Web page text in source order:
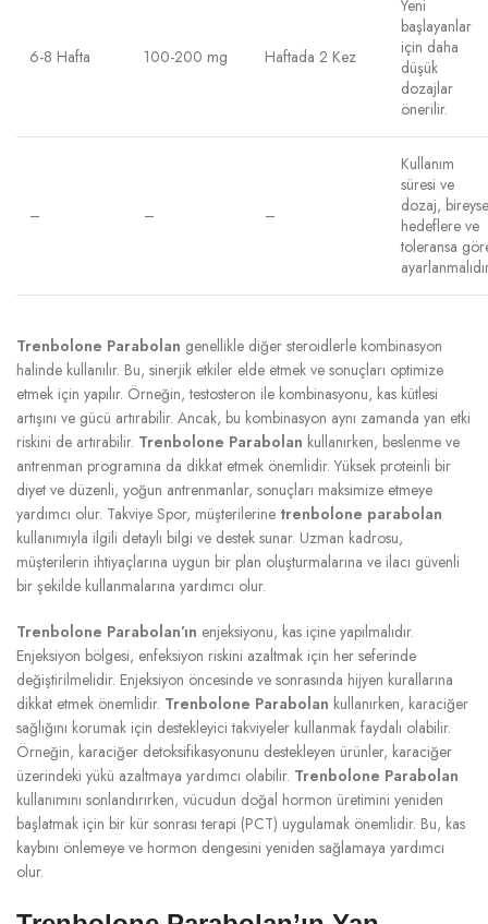
6-8 Hafta 100-200 mg Haftada 2 Kez
Yeni
başlayanlar
için daha
düşük
dozajlar
önerilir.
– – –
Kullanım
süresi ve
dozaj,
hedeflere ve
toleransa
Trenbolone Parabolan genellikle diğer steroidlerle kombinasyon
halinde kullanılır. Bu, sinerjik etkiler elde etmek ve sonuçları optimize
etmek için yapılır. Örneğin, testosteron ile kombinasyonu, kas kütlesi
artışını ve gücü artırabilir. Ancak, bu kombinasyon aynı zamanda yan etki
riskini de artırabilir. Trenbolone Parabolan kullanırken, beslenme ve
antrenman programına da dikkat etmek önemlidir. Yüksek proteinli bir
diyet ve düzenli, yoğun antrenmanlar, sonuçları maksimize etmeye
yardımcı olur. Takviye Spor, müşterilerine trenbolone parabolan
kullanımıyla ilgili detaylı bilgi ve destek sunar. Uzman kadrosu,
müşterilerin ihtiyaçlarına uygun bir plan oluşturmalarına ve ilacı güvenli
bir şekilde kullanmalarına yardımcı olur.
Trenbolone Parabolan’ın enjeksiyonu, kas içine yapılmalıdır.
Enjeksiyon bölgesi, enfeksiyon riskini azaltmak için her seferinde
değiştirilmelidir. Enjeksiyon öncesinde ve sonrasında hijyen kurallarına
dikkat etmek önemlidir. Trenbolone Parabolan kullanırken, karaciğer
sağlığını korumak için destekleyici takviyeler kullanmak faydalı olabilir.
Örneğin, karaciğer detoksifikasyonunu destekleyen ürünler, karaciğer
üzerindeki yükü azaltmaya yardımcı olabilir. Trenbolone Parabolan
kullanımını sonlandırırken, vücudun doğal hormon üretimini yeniden
başlatmak için bir kür sonrası terapi (PCT) uygulamak önemlidir. Bu, kas
kaybını önlemeye ve hormon dengesini yeniden sağlamaya yardımcı
olur.